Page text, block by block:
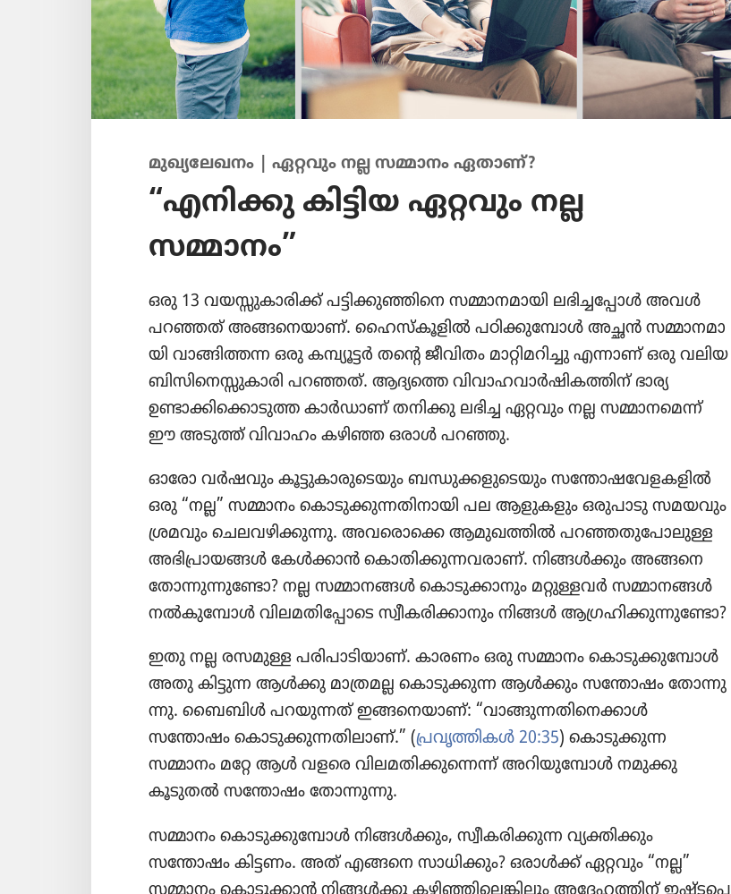
മുഖ്യ​ലേ​ഖ​നം | ഏറ്റവും നല്ല സമ്മാനം ഏതാണ്‌?
“എനിക്കു കിട്ടിയ ഏറ്റവും നല്ല
സമ്മാനം”
ഒരു 13 വയസ്സു​കാ​രിക്ക്‌ പട്ടിക്കു​ഞ്ഞി​നെ സമ്മാന​മാ​യി ലഭിച്ച​പ്പോൾ അവൾ
പറഞ്ഞത്‌ അങ്ങനെ​യാണ്‌. ഹൈസ്‌കൂ​ളിൽ പഠിക്കു​മ്പോൾ അച്ഛൻ സമ്മാന​മാ​
യി വാങ്ങിത്തന്ന ഒരു കമ്പ്യൂട്ടർ തന്റെ ജീവിതം മാറ്റി​മ​റി​ച്ചു എന്നാണ്‌ ഒരു വലിയ
ബിസി​നെ​സ്സു​കാ​രി പറഞ്ഞത്‌. ആദ്യത്തെ വിവാ​ഹ​വാർഷി​ക​ത്തിന്‌ ഭാര്യ
ഉണ്ടാക്കി​ക്കൊ​ടുത്ത കാർഡാണ്‌ തനിക്കു ലഭിച്ച ഏറ്റവും നല്ല സമ്മാന​മെന്ന്‌
ഈ അടുത്ത്‌ വിവാഹം കഴിഞ്ഞ ഒരാൾ പറഞ്ഞു.
ഓരോ വർഷവും കൂട്ടു​കാ​രു​ടെ​യും ബന്ധുക്ക​ളു​ടെ​യും സന്തോ​ഷ​വേ​ള​ക​ളിൽ
ഒരു “നല്ല” സമ്മാനം കൊടു​ക്കു​ന്ന​തി​നാ​യി പല ആളുക​ളും ഒരുപാ​ടു സമയവും
ശ്രമവും ചെലവ​ഴി​ക്കു​ന്നു. അവരൊ​ക്കെ ആമുഖ​ത്തിൽ പറഞ്ഞതു​പോ​ലുള്ള
അഭി​പ്രാ​യങ്ങൾ കേൾക്കാൻ കൊതി​ക്കു​ന്ന​വ​രാണ്‌. നിങ്ങൾക്കും അങ്ങനെ
തോന്നു​ന്നു​ണ്ടോ? നല്ല സമ്മാനങ്ങൾ കൊടു​ക്കാ​നും മറ്റുള്ളവർ സമ്മാനങ്ങൾ
നൽകു​മ്പോൾ വിലമ​തി​പ്പോ​ടെ സ്വീക​രി​ക്കാ​നും നിങ്ങൾ ആഗ്രഹി​ക്കു​ന്നു​ണ്ടോ?
ഇതു നല്ല രസമുള്ള പരിപാ​ടി​യാണ്‌. കാരണം ഒരു സമ്മാനം കൊടു​ക്കു​മ്പോൾ
അതു കിട്ടുന്ന ആൾക്കു മാത്രമല്ല കൊടു​ക്കുന്ന ആൾക്കും സന്തോഷം തോന്നു​
ന്നു. ബൈബിൾ പറയു​ന്നത്‌ ഇങ്ങനെ​യാണ്‌: “വാങ്ങു​ന്ന​തി​നെ​ക്കാൾ
സന്തോഷം കൊടു​ക്കു​ന്ന​തി​ലാണ്‌.” (പ്രവൃ​ത്തി​കൾ 20:35) കൊടു​ക്കുന്ന
സമ്മാനം മറ്റേ ആൾ വളരെ വിലമ​തി​ക്കു​ന്നെന്ന്‌ അറിയു​മ്പോൾ നമുക്കു
കൂടുതൽ സന്തോഷം തോന്നു​ന്നു.
സമ്മാനം കൊടു​ക്കു​മ്പോൾ നിങ്ങൾക്കും, സ്വീക​രി​ക്കുന്ന വ്യക്തി​ക്കും
സന്തോഷം കിട്ടണം. അത്‌ എങ്ങനെ സാധി​ക്കും? ഒരാൾക്ക്‌ ഏറ്റവും “നല്ല”